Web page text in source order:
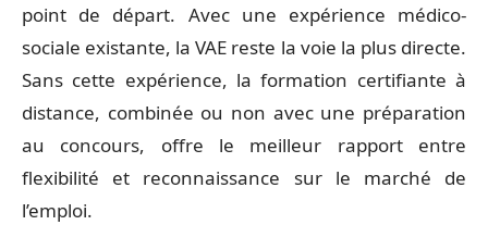
point de départ. Avec une expérience médico-
sociale existante, la VAE reste la voie la plus directe.
Sans cette expérience, la formation certifiante à
distance, combinée ou non avec une préparation
au concours, offre le meilleur rapport entre
flexibilité et reconnaissance sur le marché de
l’emploi.